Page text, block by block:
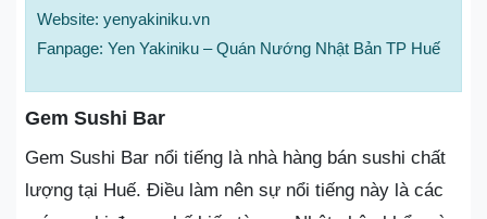
Website: yenyakiniku.vn
Fanpage: Yen Yakiniku – Quán Nướng Nhật Bản TP Huế
Gem Sushi Bar
Gem Sushi Bar nổi tiếng là nhà hàng bán sushi chất
lượng tại Huế. Điều làm nên sự nổi tiếng này là các